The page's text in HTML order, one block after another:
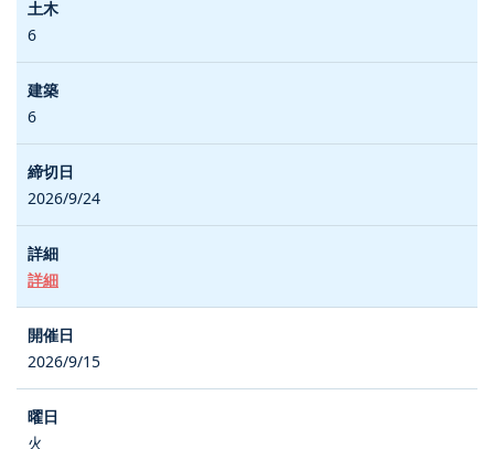
6
6
2026/9/24
詳細
2026/9/15
火